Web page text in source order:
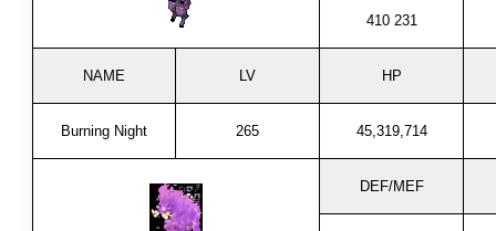
410 231
NAME LV HP
Burning Night 265 45,319,714
DEF/MEF